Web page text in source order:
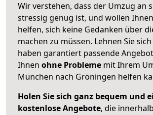
Wir verstehen, dass der Umzug an
stressig genug ist, und wollen
helfen, sich keine Gedanken über
machen zu müssen. Lehnen Sie
haben garantiert passende
Ihnen ohne Probleme mit Ihrem
München nach Gröningen helfen
Holen Sie sich ganz bequem und
kostenlose Angebote, die